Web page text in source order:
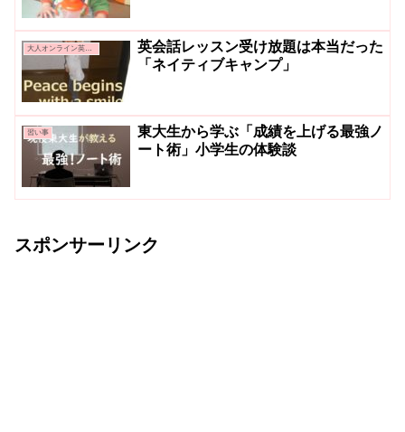
大人オンライン英会話
英会話レッスン受け放題は本当だった
「ネイティブキャンプ」
習い事
東大生から学ぶ「成績を上げる最強ノ
ート術」小学生の体験談
スポンサーリンク